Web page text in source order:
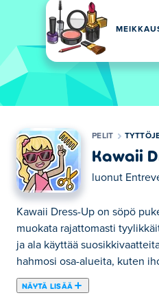
PELIT
Kawaii
luonut
Kawaii Dress-Up on söpö
muokata rajattomasti
ja ala käyttää
hahmosi osa-alueita, kuten
NÄYTÄ LISÄÄ